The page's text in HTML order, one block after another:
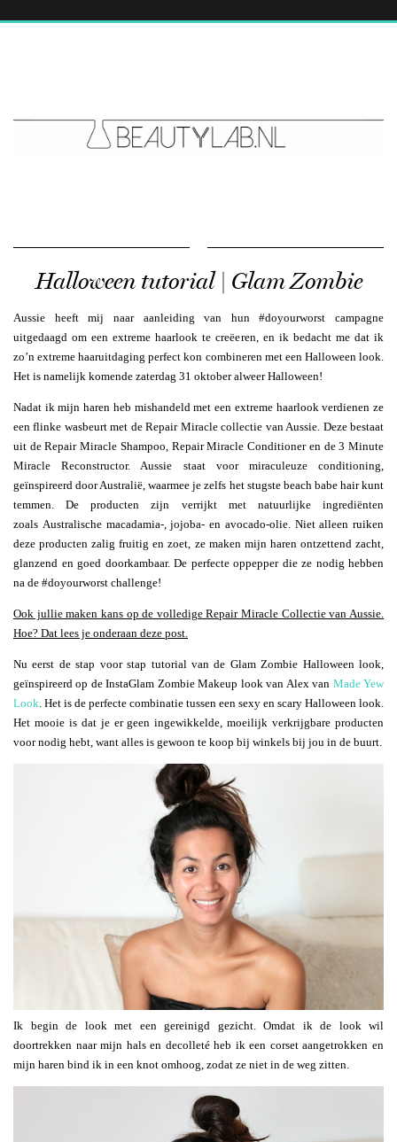
Halloween tutorial | Glam Zombie
Aussie heeft mij naar aanleiding van hun #doyourworst campagne
uitgedaagd om een extreme haarlook te creëeren, en ik bedacht me dat ik
zo’n extreme haaruitdaging perfect kon combineren met een Halloween look.
Het is namelijk komende zaterdag 31 oktober alweer Halloween!
Nadat ik mijn haren heb mishandeld met een extreme haarlook verdienen ze
een flinke wasbeurt met de Repair Miracle collectie van Aussie. Deze bestaat
uit de Repair Miracle Shampoo, Repair Miracle Conditioner en de 3 Minute
Miracle Reconstructor. Aussie staat voor miraculeuze conditioning,
geïnspireerd door Australië, waarmee je zelfs het stugste beach babe hair kunt
temmen. De producten zijn verrijkt met natuurlijke ingrediënten
zoals Australische macadamia-, jojoba- en avocado-olie. Niet alleen ruiken
deze producten zalig fruitig en zoet, ze maken mijn haren ontzettend zacht,
glanzend en goed doorkambaar. De perfecte oppepper die ze nodig hebben
na de #doyourworst challenge!
Ook jullie maken kans op de volledige Repair Miracle Collectie van Aussie.
Hoe? Dat lees je onderaan deze post.
Nu eerst de stap voor stap tutorial van de Glam Zombie Halloween look,
geïnspireerd op de InstaGlam Zombie Makeup look van Alex van Made Yew
Look . Het is de perfecte combinatie tussen een sexy en scary Halloween look.
Het mooie is dat je er geen ingewikkelde, moeilijk verkrijgbare producten
voor nodig hebt, want alles is gewoon te koop bij winkels bij jou in de buurt.
Ik begin de look met een gereinigd gezicht. Omdat ik de look wil
doortrekken naar mijn hals en decolleté heb ik een corset aangetrokken en
mijn haren bind ik in een knot omhoog, zodat ze niet in de weg zitten.